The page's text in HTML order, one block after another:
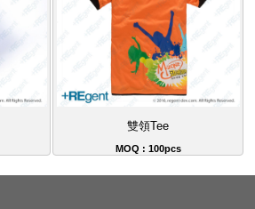
雙領Tee
MOQ : 100pcs